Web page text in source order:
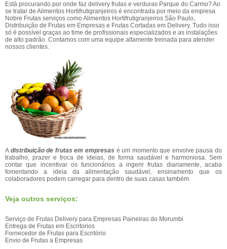
Está procurando por onde faz delivery frutas e verduras Parque do Carmo? Ao
se tratar de Alimentos Hortifrutigranjeiros é encontrada por meio da empresa
Nobre Frutas serviços como Alimentos Hortifrutigranjeiros São Paulo,
Distribuição de Frutas em Empresas e Frutas Cortadas em Delivery. Tudo isso
só é possível graças ao time de profissionais especializados e as instalações
de alto padrão. Contamos com uma equipe altamente treinada para atender
nossos clientes.
A distribuição de frutas em empresas é um momento que envolve pausa do
trabalho, prazer e troca de ideias, de forma saudável e harmoniosa. Sem
contar que incentivar os funcionários a ingerir frutas diariamente, acaba
fomentando a ideia da alimentação saudável, ensinamento que os
colaboradores podem carregar para dentro de suas casas também.
Veja outros serviços:
Serviço de Frutas Delivery para Empresas Paineiras do Morumbi
Entrega de Frutas em Escritorios
Fornecedor de Frutas para Escritório
Envio de Frutas a Empresas